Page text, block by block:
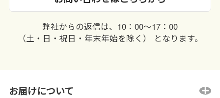
弊社からの返信は、10：00〜17：00
（土・日・祝日・年末年始を除く） となります。
お届けについて